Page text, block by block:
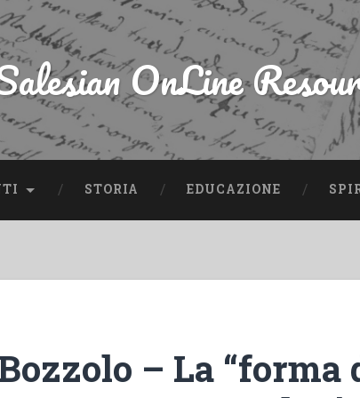
OnLine
STORIA EDUCAZIONE
– La “forma